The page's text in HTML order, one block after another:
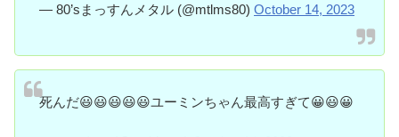
— 80’sまっすんメタル (@mtlms80) October 14, 2023
死んだ😃😃😃😃😃ユーミンちゃん最高すぎて😀😃😀